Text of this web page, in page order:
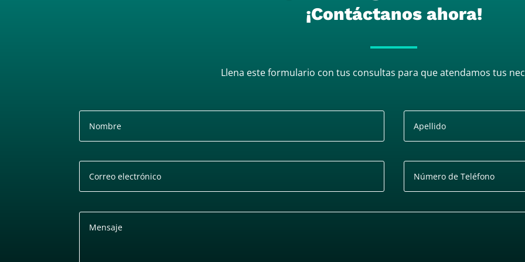
¡Contáctanos ahora!
Llena este formulario con tus consultas para que atendamos tus